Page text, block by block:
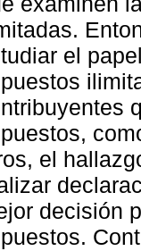
el
el
decisión